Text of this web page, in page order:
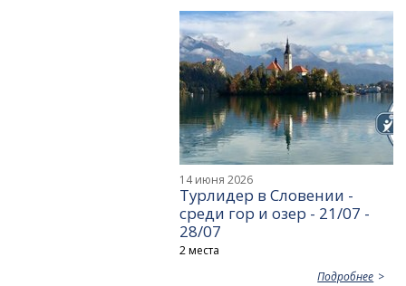
14 июня 2026
Турлидер в Словении -
среди гор и озер - 21/07 -
28/07
2 места
Подробнее